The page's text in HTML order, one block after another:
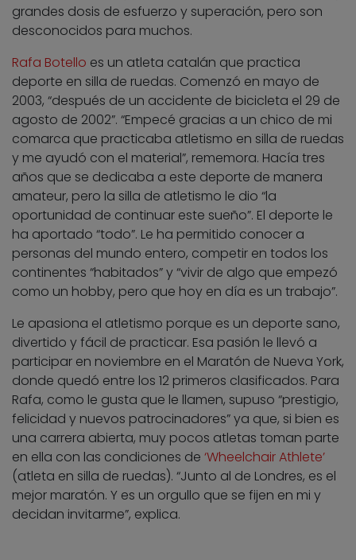
grandes dosis de esfuerzo y superación, pero son
desconocidos para muchos.
Rafa Botello es un atleta catalán que practica
deporte en silla de ruedas. Comenzó en mayo de
2003, “después de un accidente de bicicleta el 29 de
agosto de 2002”. “Empecé gracias a un chico de mi
comarca que practicaba atletismo en silla de ruedas
y me ayudó con el material”, rememora. Hacía tres
años que se dedicaba a este deporte de manera
amateur, pero la silla de atletismo le dio “la
oportunidad de continuar este sueño”. El deporte le
ha aportado “todo”. Le ha permitido conocer a
personas del mundo entero, competir en todos los
continentes “habitados” y “vivir de algo que empezó
como un hobby, pero que hoy en día es un trabajo”.
Le apasiona el atletismo porque es un deporte sano,
divertido y fácil de practicar. Esa pasión le llevó a
participar en noviembre en el Maratón de Nueva York,
donde quedó entre los 12 primeros clasificados. Para
Rafa, como le gusta que le llamen, supuso “prestigio,
felicidad y nuevos patrocinadores” ya que, si bien es
una carrera abierta, muy pocos atletas toman parte
en ella con las condiciones de ‘Wheelchair Athlete’
(atleta en silla de ruedas). “Junto al de Londres, es el
mejor maratón. Y es un orgullo que se fijen en mi y
decidan invitarme”, explica.